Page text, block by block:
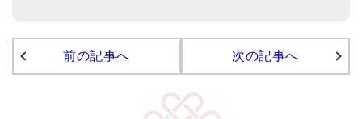
● マンダラ彫（黒・渋金）
前の記事へ 次の記事へ